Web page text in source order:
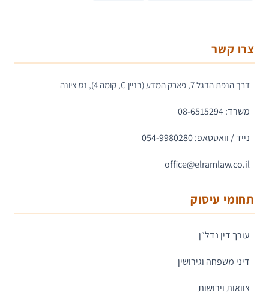
צרו קשר
דרך הנפת הדגל 7, פארק המדע (בניין C, קומה 4), נס ציונה
משרד: 08-6515294
נייד / וואטסאפ: 054-9980280
office@elramlaw.co.il
תחומי עיסוק
עורך דין נדל״ן
דיני משפחה וגירושין
צוואות וירושות